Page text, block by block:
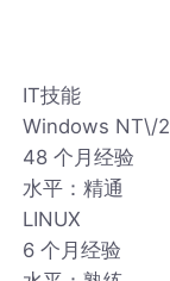
IT技能
Windows NT\/
48 个月经验
水平：精通
LINUX
6 个月经验